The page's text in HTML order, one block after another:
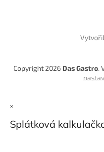
Copyright 2026 Das Gastro.
×
Splátková